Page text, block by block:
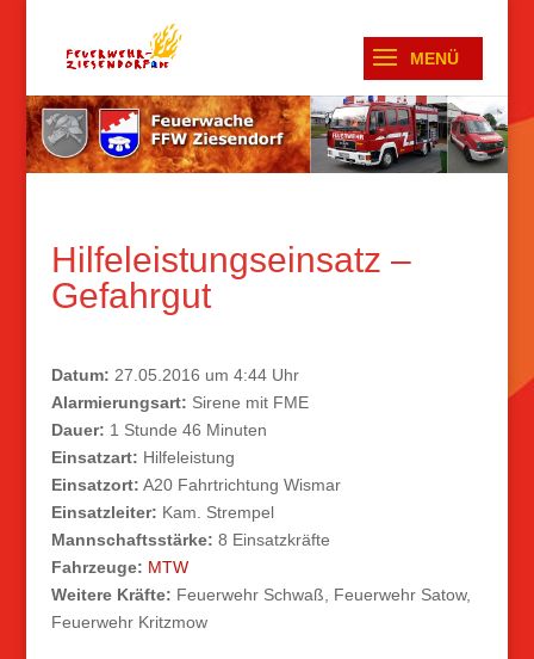
Hilfeleistungseinsatz –
Gefahrgut
Datum: 27.05.2016 um 4:44 Uhr
Alarmierungsart: Sirene mit FME
Dauer: 1 Stunde 46 Minuten
Einsatzart: Hilfeleistung
Einsatzort: A20 Fahrtrichtung Wismar
Einsatzleiter: Kam. Strempel
Mannschaftsstärke: 8 Einsatzkräfte
Fahrzeuge: MTW
Weitere Kräfte: Feuerwehr Schwaß, Feuerwehr Satow,
Feuerwehr Kritzmow